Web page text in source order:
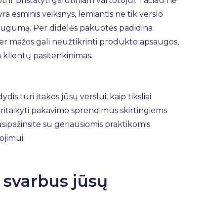
esminis veiksnys, lemiantis ne tik verslo
Per didelės pakuotės padidina
mažos gali neužtikrinti produkto apsaugos,
klientų pasitenkinimas.
turi įtakos jūsų verslui, kaip tiksliai
pakavimo sprendimus skirtingiems
su geriausiomis praktikomis
jūsų